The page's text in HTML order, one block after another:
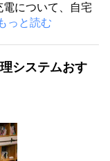
について、自宅
っと読む
システムおす